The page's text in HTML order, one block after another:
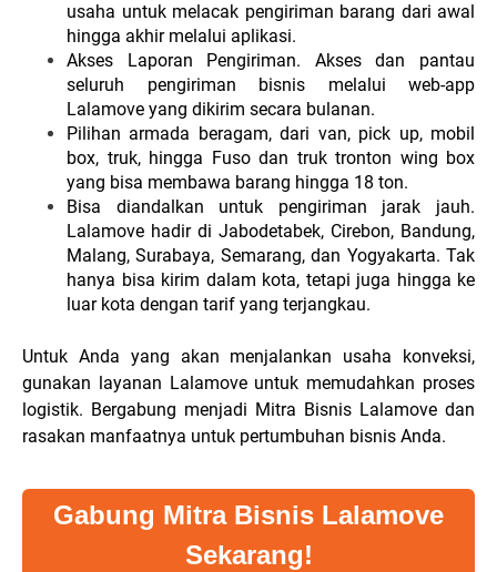
usaha untuk melacak pengiriman barang dari awal
hingga akhir melalui aplikasi.
Akses Laporan Pengiriman. Akses dan pantau
seluruh pengiriman bisnis melalui web-app
Lalamove yang dikirim secara bulanan.
Pilihan armada beragam, dari van, pick up, mobil
box, truk, hingga Fuso dan truk tronton wing box
yang bisa membawa barang hingga 18 ton.
Bisa diandalkan untuk pengiriman jarak jauh.
Lalamove hadir di Jabodetabek, Cirebon, Bandung,
Malang, Surabaya, Semarang, dan Yogyakarta. Tak
hanya bisa kirim dalam kota, tetapi juga hingga ke
luar kota dengan tarif yang terjangkau.
Untuk Anda yang akan menjalankan usaha konveksi,
gunakan layanan Lalamove untuk memudahkan proses
logistik. Bergabung menjadi Mitra Bisnis Lalamove dan
rasakan manfaatnya untuk pertumbuhan bisnis Anda.
Gabung Mitra Bisnis Lalamove
Sekarang!